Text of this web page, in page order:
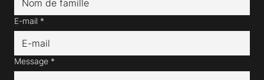
E-mail *
Message *